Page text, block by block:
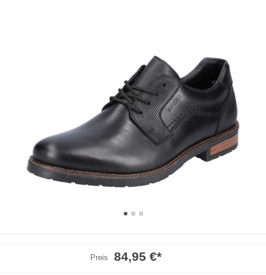
Preis 84,95 €*